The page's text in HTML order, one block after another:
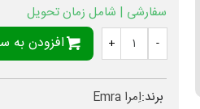
سفارشی | شامل زمان تحویل
-
+ افزودن به
برند:اِمرا Emra